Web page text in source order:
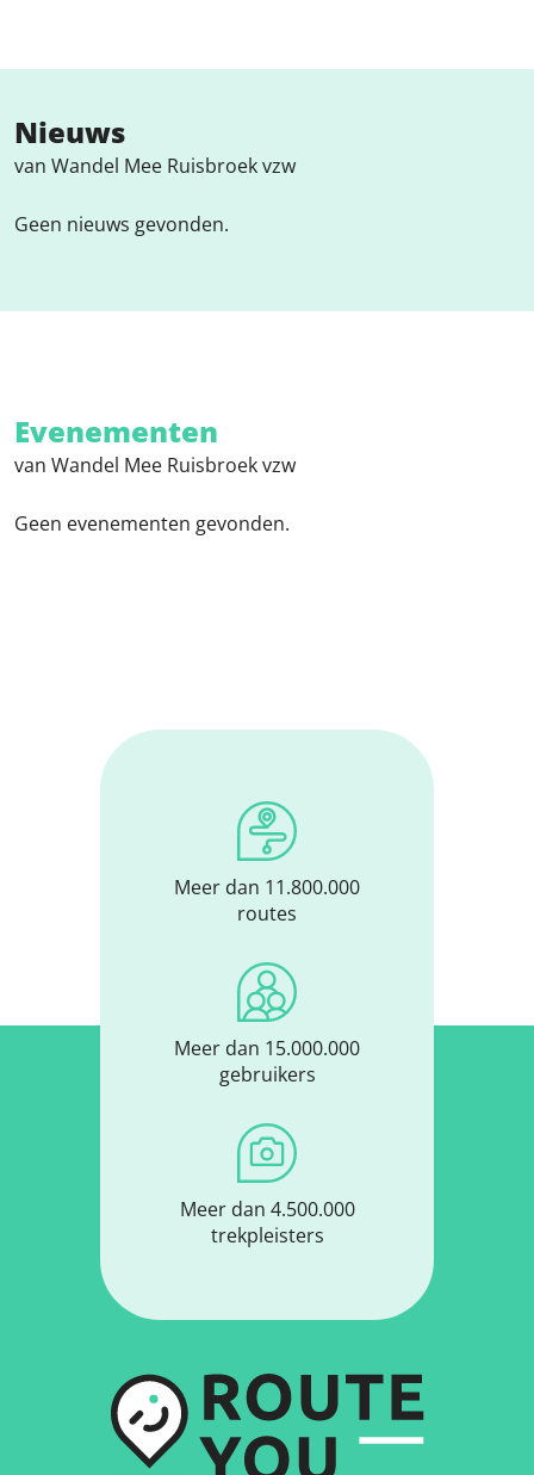
Nieuws
van Wandel Mee Ruisbroek vzw
Geen nieuws gevonden.
Evenementen
van Wandel Mee Ruisbroek vzw
Geen evenementen gevonden.
Meer dan 11.800.000
routes
Meer dan 15.000.000
gebruikers
Meer dan 4.500.000
trekpleisters